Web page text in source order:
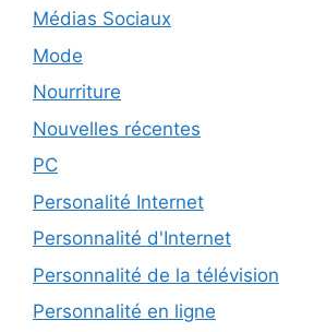
Médias Sociaux
Mode
Nourriture
Nouvelles récentes
PC
Personalité Internet
Personnalité d'Internet
Personnalité de la télévision
Personnalité en ligne